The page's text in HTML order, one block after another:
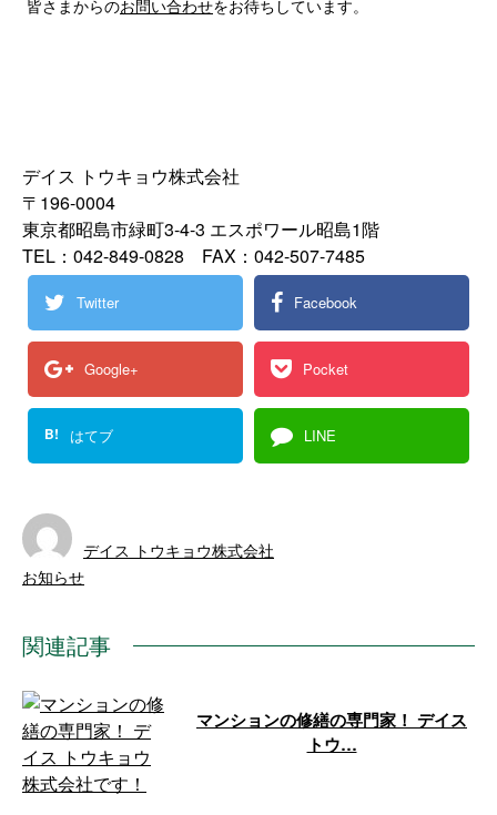
皆さまからのお問い合わせをお待ちしています。
デイス トウキョウ株式会社
〒196-0004
東京都昭島市緑町3-4-3 エスポワール昭島1階
TEL：042-849-0828 FAX：042-507-7485
Twitter Facebook
Google+ Pocket
B! はてブ LINE
デイス トウキョウ株式会社
お知らせ
関連記事
マンションの修繕の専門家！ デイス
トウ…